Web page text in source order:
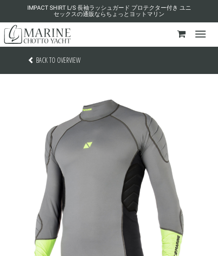
IMPACT SHIRT L/S 長袖ラッシュガード プロテクター付き ユニ
セックスの通販ならちょっとヨットマリン
BACK TO OVERVIEW